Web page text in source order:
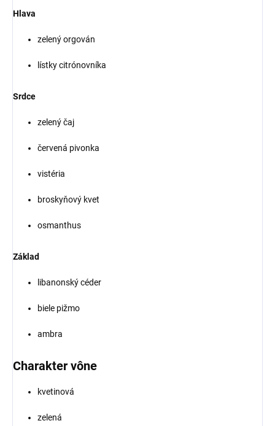
Hlava
zelený orgován
lístky citrónovníka
Srdce
zelený čaj
červená pivonka
vistéria
broskyňový kvet
osmanthus
Základ
libanonský céder
biele pižmo
ambra
Charakter vône
kvetinová
zelená